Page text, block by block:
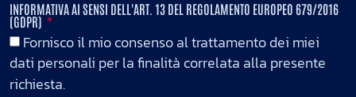
INFORMATIVA AI SENSI DELL'ART. 13 DEL REGOLAMENTO EUROPEO 679/2016
(GDPR)
Fornisco il mio consenso al trattamento dei miei
dati personali per la finalità correlata alla presente
richiesta.